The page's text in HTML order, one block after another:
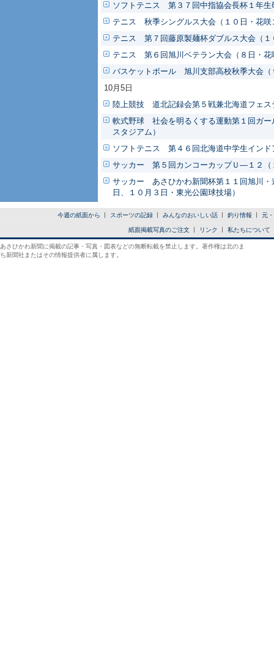
ソフトテニス 第３７回中指協会長杯１年生
テニス 秋季シングルス大会（１０日・花咲
テニス 第７回藤原製麺杯ダブルス大会（１
テニス 第６回旭川ベテラン大会（８日・花
バスケットボール 旭川支部高校秋季大会（
10月5日
陸上競技 道北記録会第５戦兼北海道フェ
軟式野球 社会を明るくする運動第１回ガー
スタジアム）
ソフトテニス 第４６回北海道中学生イン
サッカー 第５回カンコーカップＵ―１２（
サッカー あさひかわ新聞杯第１１回旭川
日、１０月３日・東光公園球技場）
今週の紙面から スポーツの記録 みんなのおいしい話 釣り情報 元
紙面掲載写真のご注文 リンク 私たちについて
あさひかわ新聞に掲載の記事・写真・図表などの無断転載を禁止します。著作権は北のま
ち新聞社またはその情報提供者に属します。